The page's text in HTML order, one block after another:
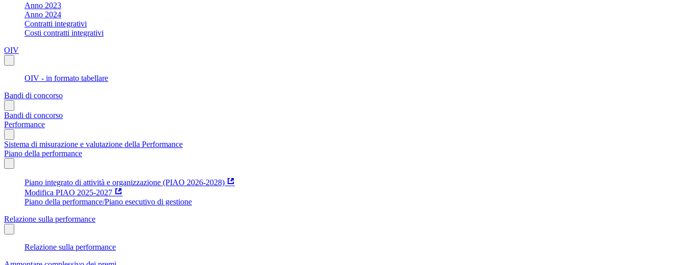
Anno 2023
Anno 2024
Contratti integrativi
Costi contratti integrativi
OIV
OIV - in formato tabellare
Bandi di concorso
Bandi di concorso
Performance
Sistema di misurazione e valutazione della Performance
Piano della performance
Piano integrato di attività e organizzazione (PIAO 2026-2028)
Modifica PIAO 2025-2027
Piano della performance/Piano esecutivo di gestione
Relazione sulla performance
Relazione sulla performance